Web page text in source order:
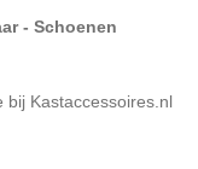
- Schoenen
bij Kastaccessoires.nl